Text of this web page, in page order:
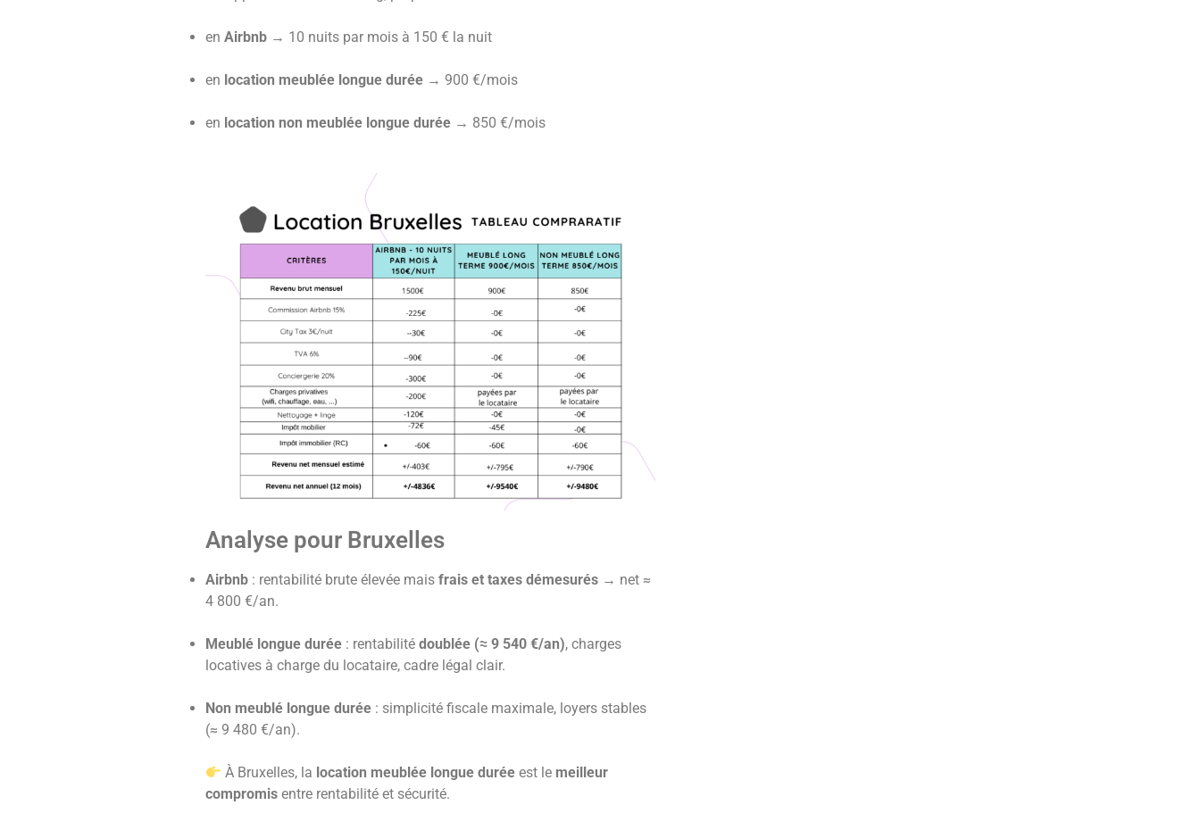
en Airbnb → 10 nuits par mois à 150 € la nuit
en location meublée longue durée → 900 €/mois
en location non meublée longue durée → 850 €/mois
Analyse pour Bruxelles
Airbnb : rentabilité brute élevée mais frais et taxes démesurés → net ≈
4 800 €/an.
Meublé longue durée : rentabilité doublée (≈ 9 540 €/an), charges
locatives à charge du locataire, cadre légal clair.
Non meublé longue durée : simplicité fiscale maximale, loyers stables
(≈ 9 480 €/an).
À Bruxelles, la location meublée longue durée est le meilleur
compromis entre rentabilité et sécurité.